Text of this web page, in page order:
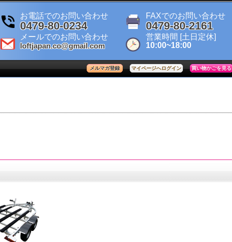
お電話でのお問い合わせ
0479-80-0234
FAXでのお問い合わせ
0479-80-2161
メールでのお問い合わせ
loftjapan.co@gmail.com
営業時間 [土日定休]
10:00~18:00
メルマガ登録 マイページへログイン 買い物かごを見る